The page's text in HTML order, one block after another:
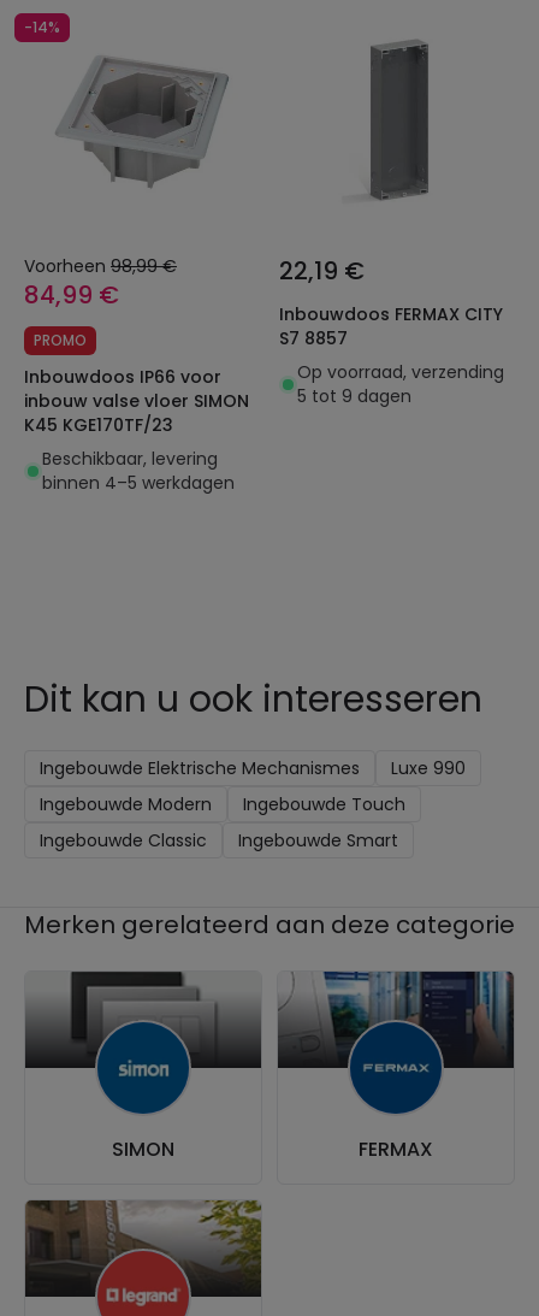
-14%
Voorheen 98,99 €
84,99 €
PROMO
Inbouwdoos IP66 voor
inbouw valse vloer SIMON
K45 KGE170TF/23
Beschikbaar, levering
binnen 4–5 werkdagen
22,19 €
Inbouwdoos FERMAX CITY
S7 8857
Op voorraad, verzending
5 tot 9 dagen
Dit kan u ook interesseren
Ingebouwde Elektrische Mechanismes
Luxe 990
Ingebouwde Modern
Ingebouwde Touch
Ingebouwde Classic
Ingebouwde Smart
Merken gerelateerd aan deze categorie
SIMON FERMAX